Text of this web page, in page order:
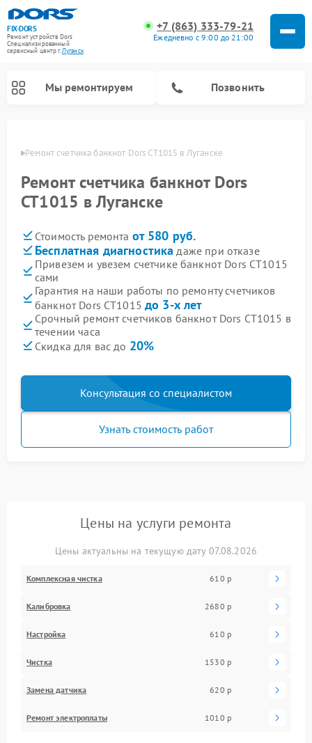
FIX-DORS
Ремонт устройств Dors
Специализированный
cервисный центр г.Луганск
+7 (863) 333-79-21
Ежедневно с 9:00 до 21:00
Мы ремонтируем Позвонить
Ремонт счетчика банкнот Dors CT1015 в Луганске
Ремонт счетчика банкнот Dors
CT1015 в Луганске
Стоимость ремонта от 580 руб.
Бесплатная диагностика даже при отказе
Привезем и увезем счетчике банкнот Dors CT1015
сами
Гарантия на наши работы по ремонту счетчиков
банкнот Dors CT1015 до 3-х лет
Срочный ремонт счетчиков банкнот Dors CT1015 в
течении часа
Скидка для вас до 20%
Консультация со специалистом
Узнать стоимость работ
Цены на услуги ремонта
Цены актуальны на текущую дату 07.08.2026
Комплексная чистка 610 р
Калибровка 2680 р
Настройка 610 р
Чистка 1530 р
Замена датчика 620 р
Ремонт электроплаты 1010 р